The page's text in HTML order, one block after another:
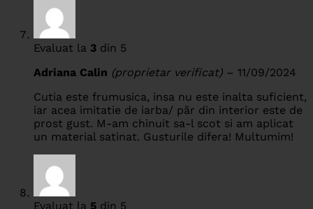
Evaluat la 3 din 5
Adriana Calin (proprietar verificat) – 11/09/2024
Cutia este frumusica, insa nu este inalta suficient,
iar acea imitatie de iarba/ păr din interior este de
prost gust. M-am chinuit sa-l scot si am aplicat
un material satinat. Gusturile difera! Multumim!
Evaluat la 5 din 5